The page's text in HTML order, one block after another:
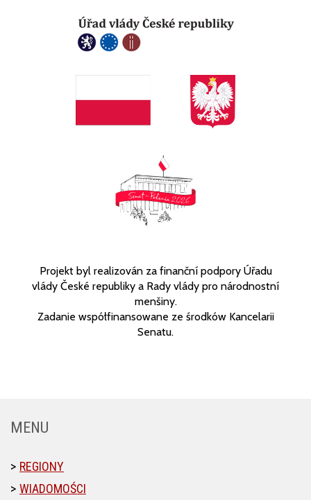
Projekt byl realizován za finanční podpory Úřadu
vlády České republiky a Rady vlády pro národnostní
menšiny.
Zadanie współfinansowane ze środków Kancelarii
Senatu.
MENU
REGIONY
WIADOMOŚCI